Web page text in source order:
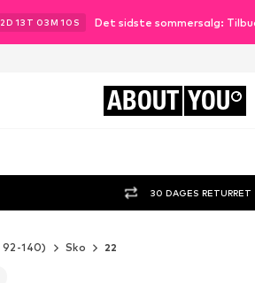
D 13 T 03M 09 S Det sidste sommersalg:
ABOUT YOU
30 DAGES RETURRET
140) Sko 22